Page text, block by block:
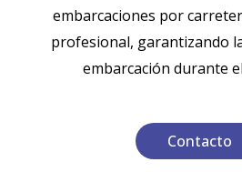
embarcaciones por
profesional, garantizando
embarcación durante
Contacto